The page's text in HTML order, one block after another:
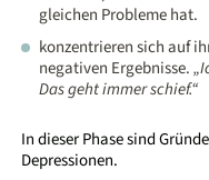
gleichen Probleme hat.
konzentrieren sich auf
negativen Ergebnisse.
Das geht immer schief.“
In dieser Phase sind
Depressionen.